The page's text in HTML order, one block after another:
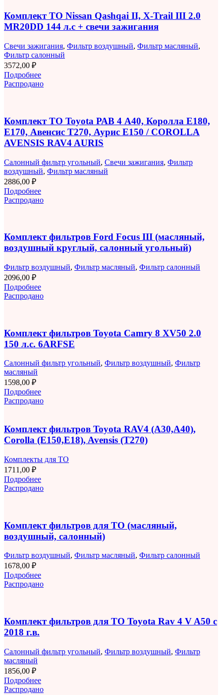
Комплект ТО Nissan Qashqai II, X-Trail III 2.0
MR20DD 144 л.с + свечи зажигания
Свечи зажигания, Фильтр воздушный, Фильтр масляный,
Фильтр салонный
3572,00 ₽
Подробнее
Распродано
Комплект ТО Toyota РАВ 4 A40, Королла E180,
E170, Авенсис T270, Аурис E150 / COROLLA
AVENSIS RAV4 AURIS
Салонный фильтр угольный, Свечи зажигания, Фильтр
воздушный, Фильтр масляный
2886,00 ₽
Подробнее
Распродано
Комплект фильтров Ford Focus III (масляный,
воздушный круглый, салонный угольный)
Фильтр воздушный, Фильтр масляный, Фильтр салонный
2096,00 ₽
Подробнее
Распродано
Комплект фильтров Toyota Camry 8 XV50 2.0
150 л.с. 6ARFSE
Салонный фильтр угольный, Фильтр воздушный, Фильтр
масляный
1598,00 ₽
Подробнее
Распродано
Комплект фильтров Toyota RAV4 (A30,A40),
Corolla (E150,E18), Avensis (T270)
Комплекты для ТО
1711,00 ₽
Подробнее
Распродано
Комплект фильтров для ТО (масляный,
воздушный, салонный)
Фильтр воздушный, Фильтр масляный, Фильтр салонный
1678,00 ₽
Подробнее
Распродано
Комплект фильтров для ТО Toyota Rav 4 V A50 с
2018 г.в.
Салонный фильтр угольный, Фильтр воздушный, Фильтр
масляный
1856,00 ₽
Подробнее
Распродано